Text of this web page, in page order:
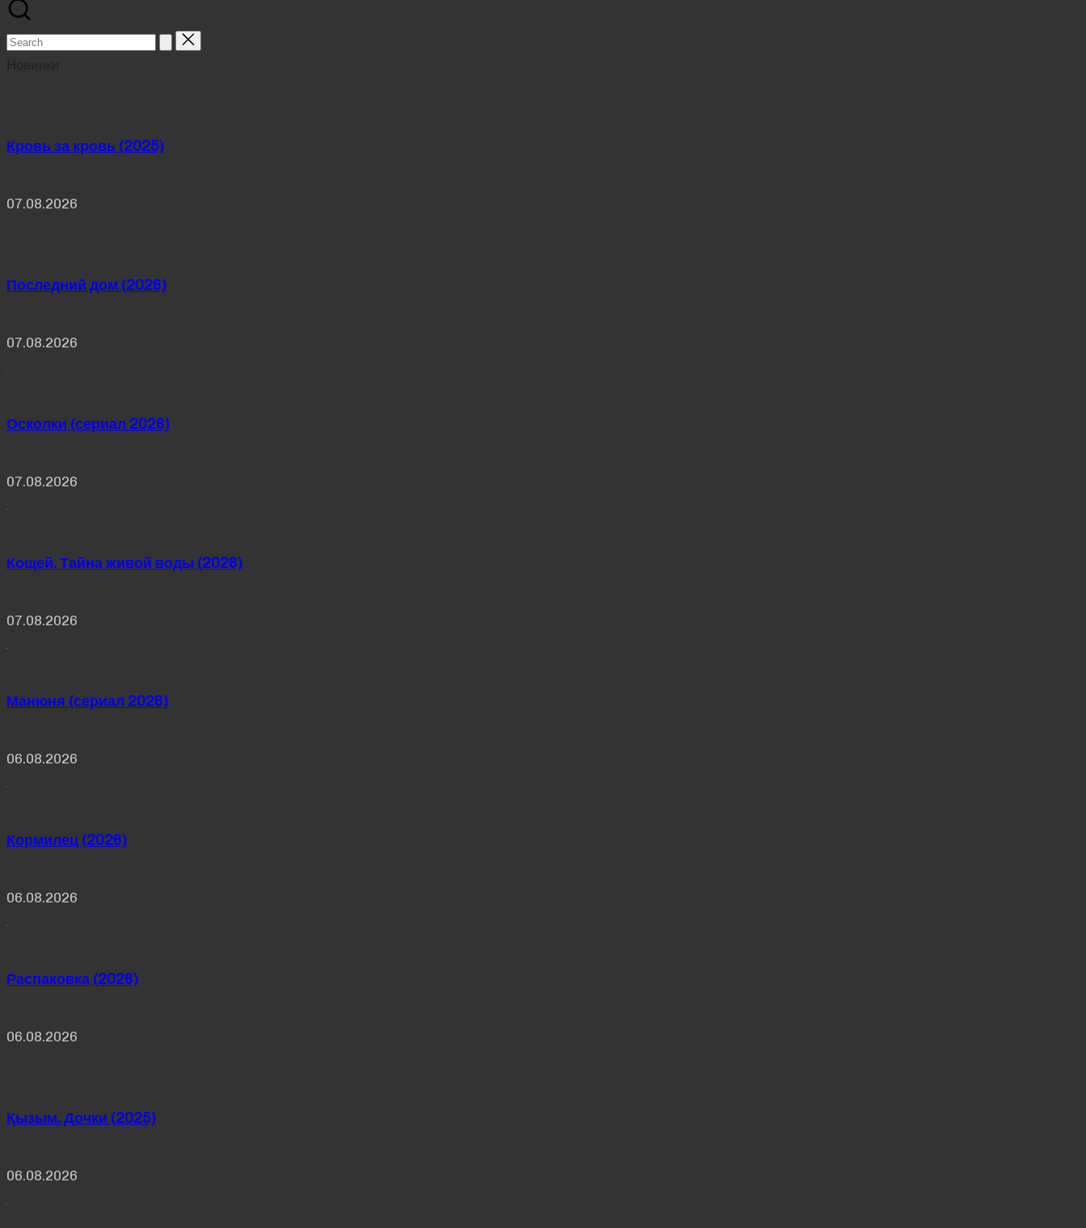
Search
Кровь за кровь (2025)
07.08.2026
Последний дом (2026)
07.08.2026
Осколки (сериал 2026)
07.08.2026
Кощей. Тайна живой воды (2026)
07.08.2026
Манюня (сериал 2026)
06.08.2026
Кормилец (2026)
06.08.2026
Распаковка (2026)
06.08.2026
Қызым. Дочки (2025)
06.08.2026